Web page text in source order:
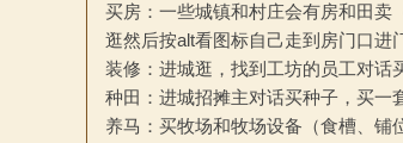
买房：一些城镇和村庄会有房和田卖
逛然后按alt看图标自己走到房门口进
装修：进城逛，找到工坊的员工对话
种田：进城招摊主对话买种子，买一
养马：买牧场和牧场设备（食槽、铺